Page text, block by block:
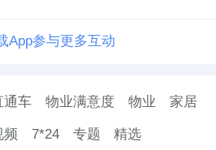
App参与更多互动
通车 物业满意度 物业 家居
频 7*24 专题 精选